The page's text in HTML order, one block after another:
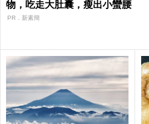
物，吃走大肚囊，瘦出小蠻腰
PR．新素簡